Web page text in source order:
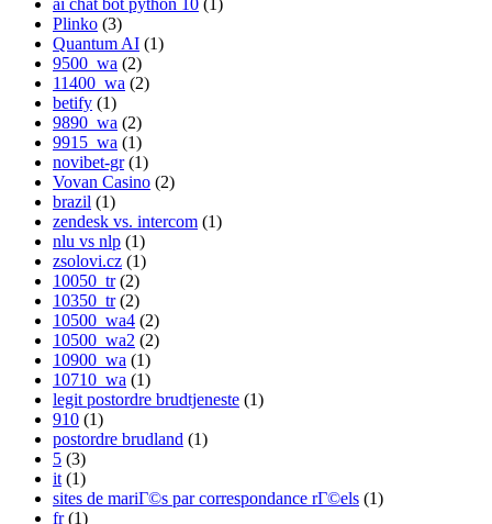
ai chat bot python 10 (1)
Plinko (3)
Quantum AI (1)
9500_wa (2)
11400_wa (2)
betify (1)
9890_wa (2)
9915_wa (1)
novibet-gr(1)
Vovan Casino (2)
brazil (1)
zendesk vs. intercom (1)
nlu vs nlp (1)
zsolovi.cz (1)
10050_tr(2)
10350_tr(2)
10500_wa4 (2)
10500_wa2 (2)
10900_wa (1)
10710_wa (1)
legit postordre brudtjeneste (1)
910 (1)
postordre brudland (1)
5 (3)
it (1)
sites de mariГ©s par correspondance rГ©els (1)
fr(1)